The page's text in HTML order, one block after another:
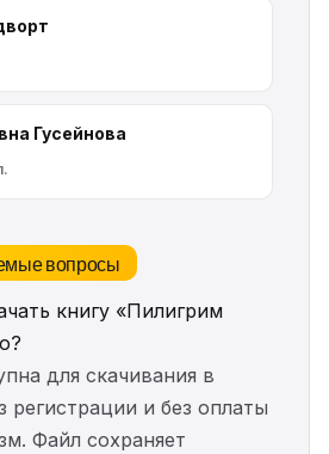
Гусейнова
вопросы
книгу «Пилигрим
для скачивания в
регистрации и без оплаты
Файл сохраняет